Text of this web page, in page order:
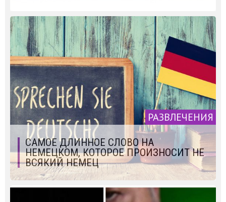
РАЗВЛЕЧЕНИЯ
САМОЕ ДЛИННОЕ СЛОВО НА
НЕМЕЦКОМ, КОТОРОЕ ПРОИЗНОСИТ НЕ
ВСЯКИЙ НЕМЕЦ